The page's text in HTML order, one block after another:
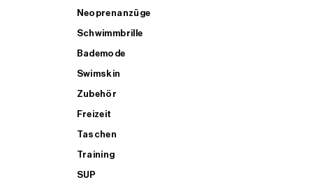
Neoprenanzüge
Schwimmbrille
Bademode
Swimskin
Zubehör
Freizeit
Taschen
Training
SUP